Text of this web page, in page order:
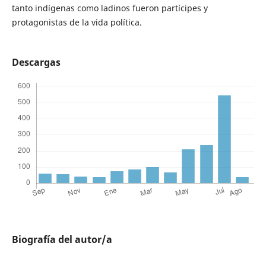
tanto indígenas como ladinos fueron partícipes y
protagonistas de la vida política.
Descargas
Biografía del autor/a